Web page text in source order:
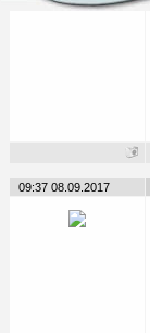
09:37 08.09.2017